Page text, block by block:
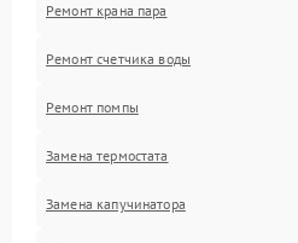
Ремонт крана пара
Ремонт счетчика воды
Ремонт помпы
Замена термостата
Замена капучинатора